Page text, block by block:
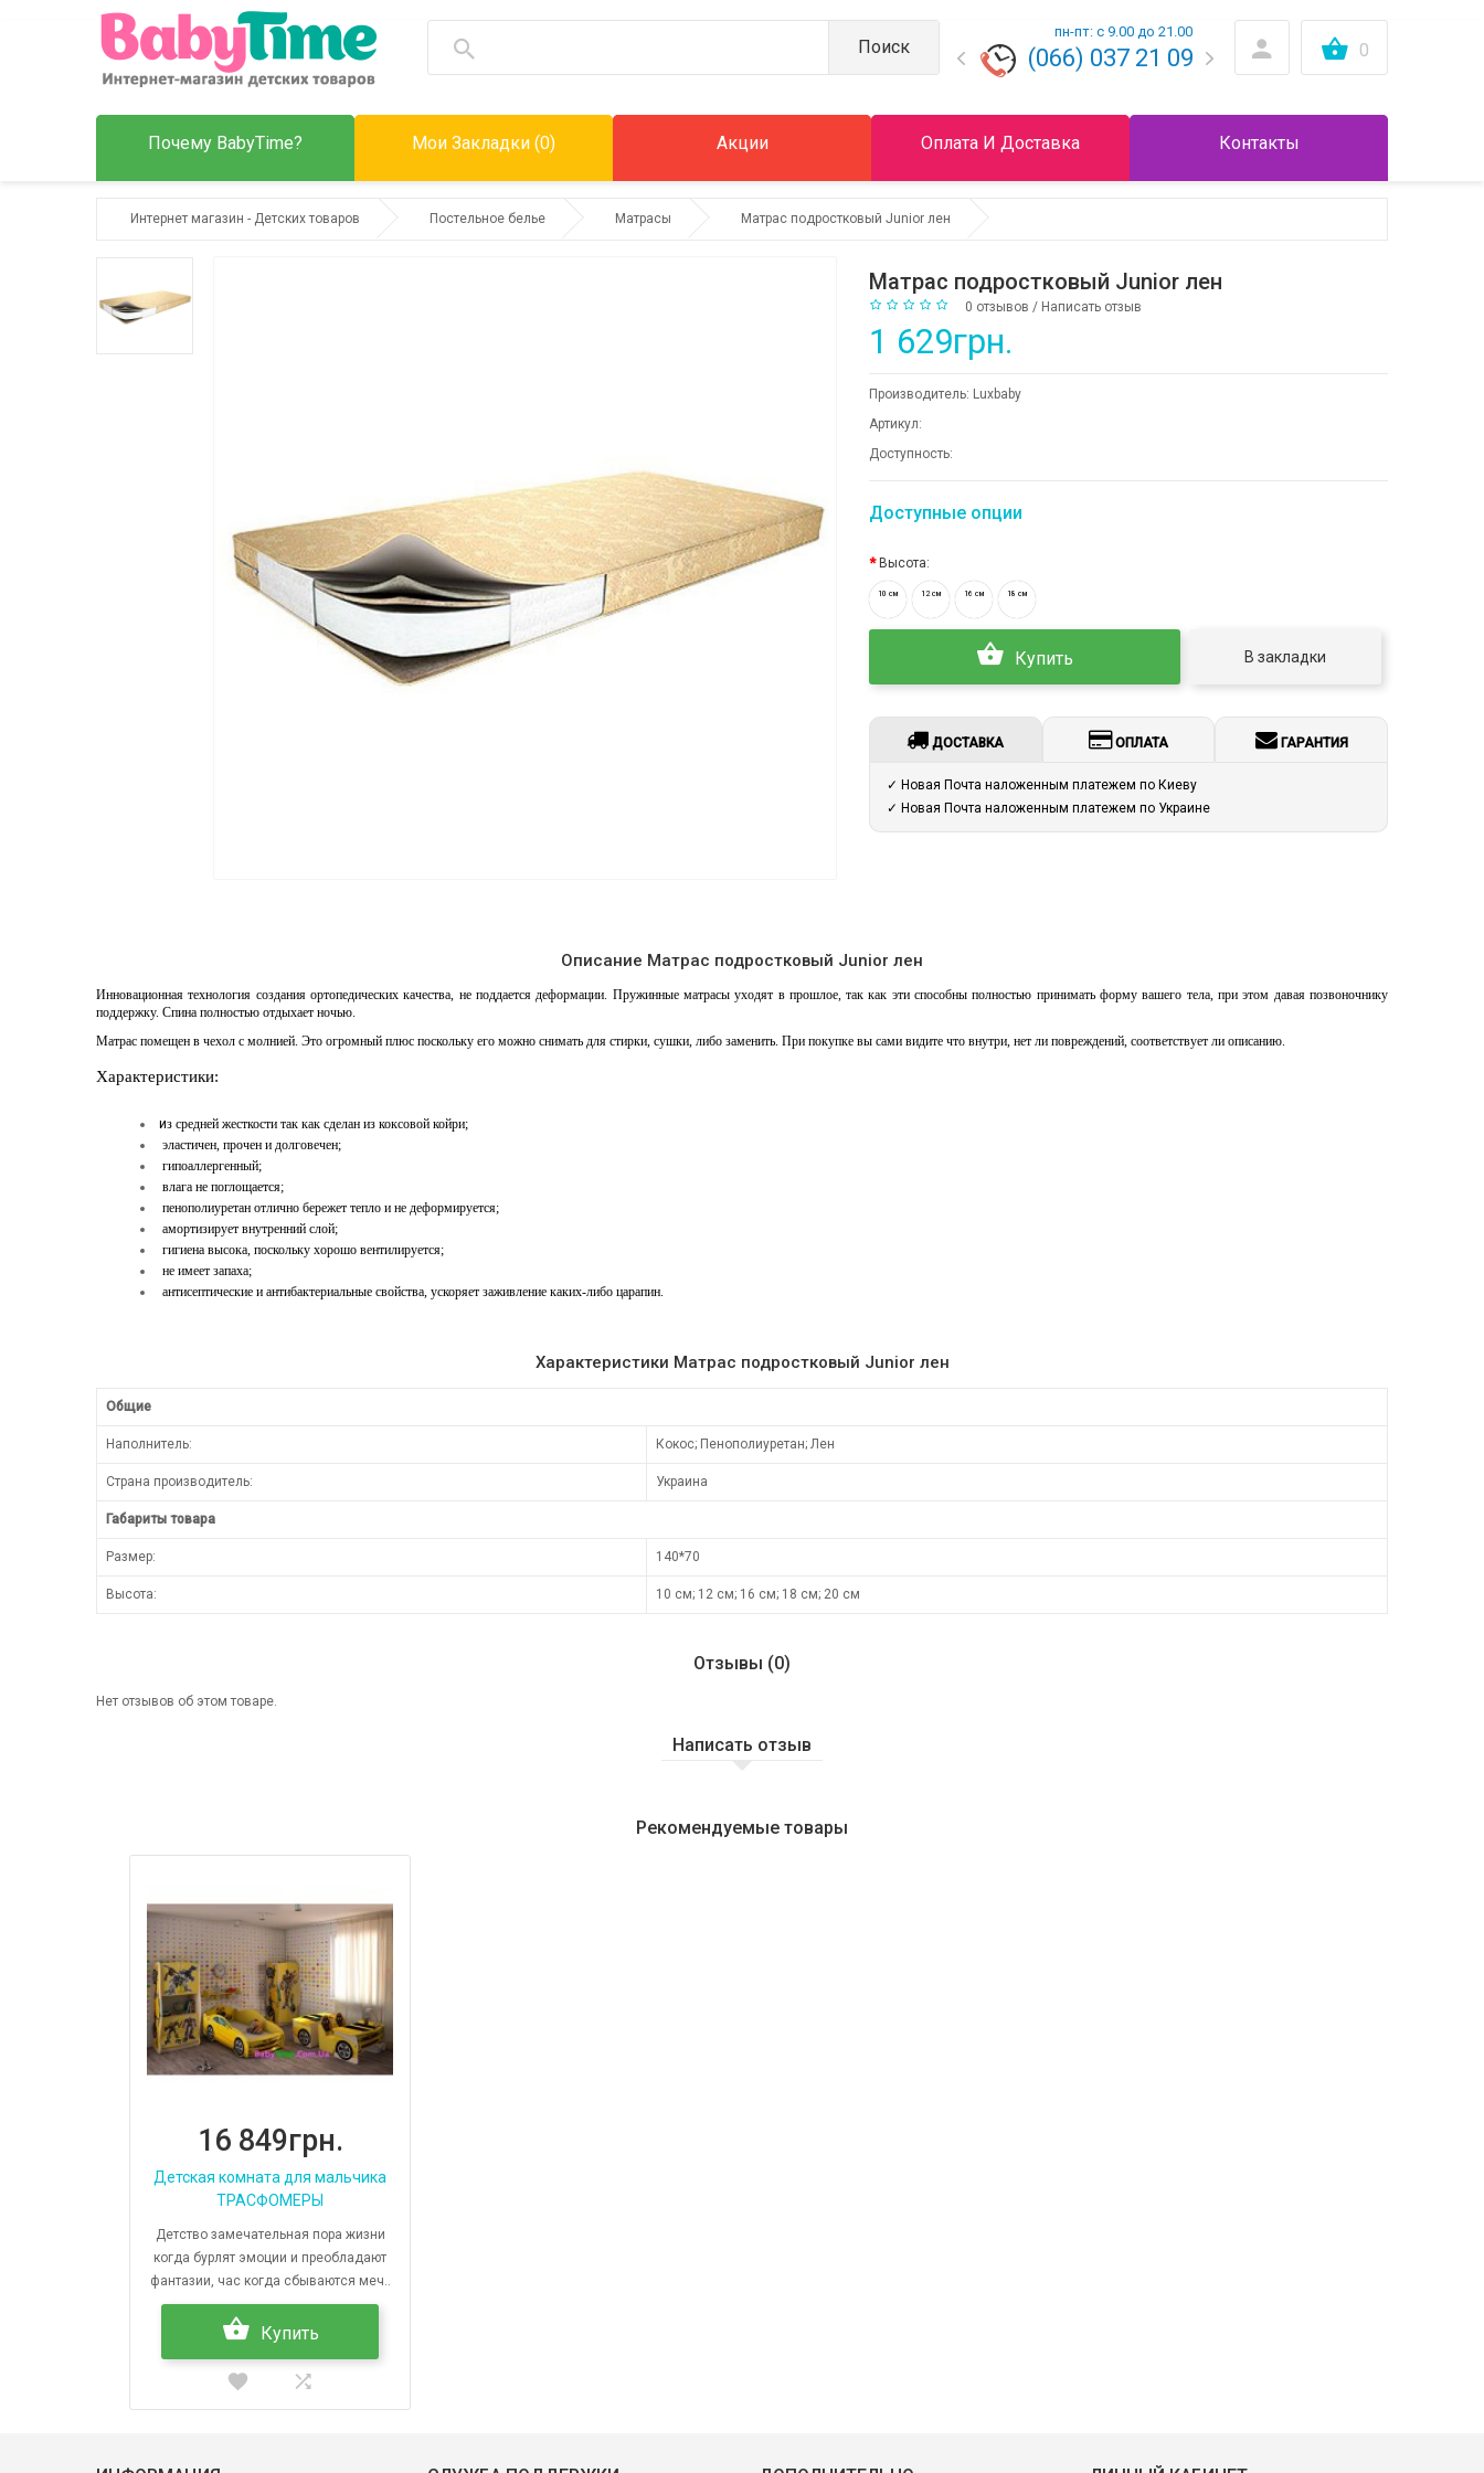
0
Поиск
пн-пт: с 9.00 до 21.00
(066) 037 21 09
Почему BabyTime? Мои Закладки (0) Акции Оплата И Доставка Контакты
Интернет магазин - Детских товаров Постельное белье Матрасы Матраc подростковый Junior лен
Матраc подростковый Junior лен
0 отзывов / Написать отзыв
1 629грн.
Производитель: Luxbaby
Артикул:
Доступность:
Доступные опции
Высота:
10 см 12 см 16 см 18 см
Купить В закладки
ДОСТАВКА ОПЛАТА ГАРАНТИЯ
✓ Новая Почта наложенным платежем по Киеву
✓ Новая Почта наложенным платежем по Украине
Описание Матраc подростковый Junior лен
Инновационная технология создания ортопедических качества, не поддается деформации. Пружинные матрасы уходят в прошлое, так как эти способны полностью принимать форму вашего тела, при этом давая позвоночнику
поддержку. Спина полностью отдыхает ночью.
Матрас помещен в чехол с молнией. Это огромный плюс поскольку его можно снимать для стирки, сушки, либо заменить. При покупке вы сами видите что внутри, нет ли повреждений, соответствует ли описанию.
Характеристики:
из средней жесткости так как сделан из коксовой койри;
эластичен, прочен и долговечен;
гипоаллергенный;
влага не поглощается;
пенополиуретан отлично бережет тепло и не деформируется;
амортизирует внутренний слой;
гигиена высока, поскольку хорошо вентилируется;
не имеет запаха;
антисептические и антибактериальные свойства, ускоряет заживление каких-либо царапин.
Характеристики Матраc подростковый Junior лен
Общие
Наполнитель: Кокос; Пенополиуретан; Лен
Страна производитель: Украина
Габариты товара
Размер: 140*70
Высота: 10 см; 12 см; 16 см; 18 см; 20 см
Отзывы (0)
Нет отзывов об этом товаре.
Написать отзыв
Рекомендуемые товары
16 849грн.
Детскaя комната для мальчика
ТРАСФОМЕРЫ
Детство замечательная пора жизни
когда бурлят эмоции и преобладают
фантазии, час когда сбываются меч..
Купить